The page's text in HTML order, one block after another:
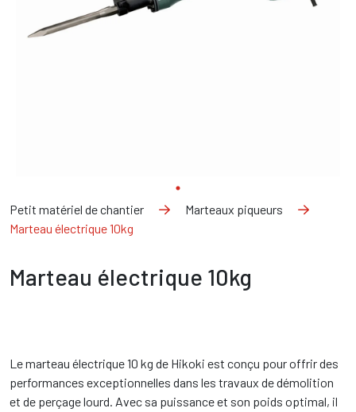
Petit matériel de chantier
Marteaux piqueurs
Marteau électrique 10kg
Marteau électrique 10kg
Le marteau électrique 10 kg de Hikoki est conçu pour offrir des
performances exceptionnelles dans les travaux de démolition
et de perçage lourd. Avec sa puissance et son poids optimal, il